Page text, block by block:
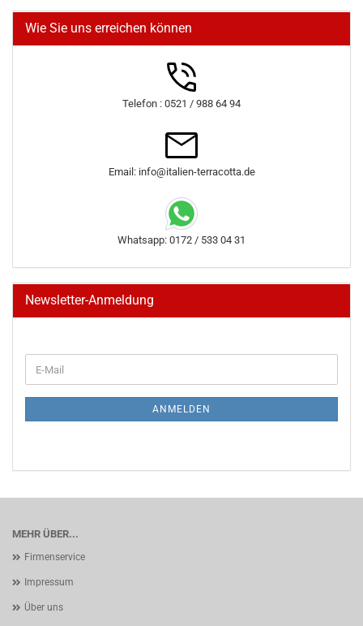
Wie Sie uns erreichen können
Telefon : 0521 / 988 64 94
Email: info@italien-terracotta.de
Whatsapp: 0172 / 533 04 31
Newsletter-Anmeldung
ZUR
E-
Mail
ANMELDEN
MEHR ÜBER...
Firmenservice
Impressum
Über uns